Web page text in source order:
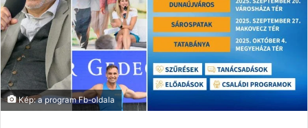
Kép: a program Fb-oldala